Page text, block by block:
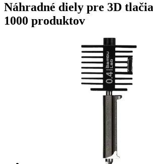
Náhradné diely pre 3D
1000 produktov